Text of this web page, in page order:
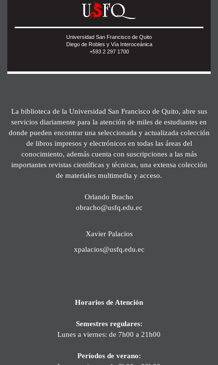
Universidad San Francisco de Quito
Diego de Robles y Vía Interoceánica
+593 2 297 1700
La biblioteca de la Universidad San Francisco de Quito, abre sus
servicios diariamente para la atención de miles de estudiantes en
donde pueden encontrar una seleccionada y actualizada colección
de libros impresos y electrónicos en todas las áreas del
conocimiento, además cuenta con suscripciones a las más
importantes revistas científicas y técnicas, una extensa colección
de materiales multimedia y acceso.
Orlando Bracho
obracho@usfq.edu.ec
Xavier Palacios
xpalacios@usfq.edu.ec
Horarios de Atención
Semestres regulares:
Lunes a viernes: de 7h00 a 21h00
Períodos de verano: